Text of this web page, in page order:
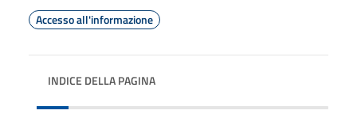
Accesso all'informazione
INDICE DELLA PAGINA